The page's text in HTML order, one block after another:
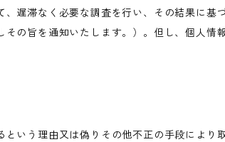
遅滞なく必要な調査を行い、その結果に基
の旨を通知いたします。）。但し、個人情
いう理由又は偽りその他不正の手段により